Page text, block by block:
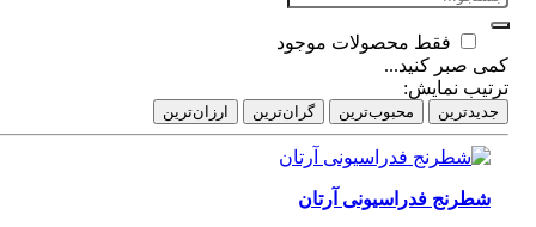
فقط محصولات موجود
صبر کنید...
نمایش:
محبوب‌ترین گران‌ترین ارزان‌ترین
شطرنج فدراسیونی آرتان